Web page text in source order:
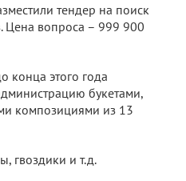
тендер на поиск
Цена вопроса – 999 900
конца этого года
букетами,
композициями из 13
гвоздики и т.д.